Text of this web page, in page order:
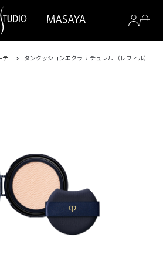
テ タンクッションエクラ ナチュレル （レフィル）